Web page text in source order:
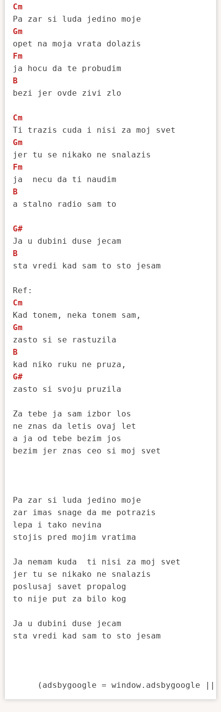
Cm
Gm
Fm
B
bezi jer ovde zivi zlo
Cm
Gm
Fm
B
a stalno radio sam to
G#
B
sta vredi kad sam to sto jesam
Cm
Gm
B
G#
zasto si svoju pruzila
Za tebe ja sam izbor los
ne znas da letis ovaj let
a ja od tebe bezim jos
bezim jer znas ceo si moj svet
Pa zar si luda jedino moje
zar imas snage da me potrazis
lepa i tako nevina
stojis pred mojim vratima
Ja nemam kuda  ti nisi za moj svet
jer tu se nikako ne snalazis
poslusaj savet propalog
to nije put za bilo kog
Ja u dubini duse jecam
sta vredi kad sam to sto jesam